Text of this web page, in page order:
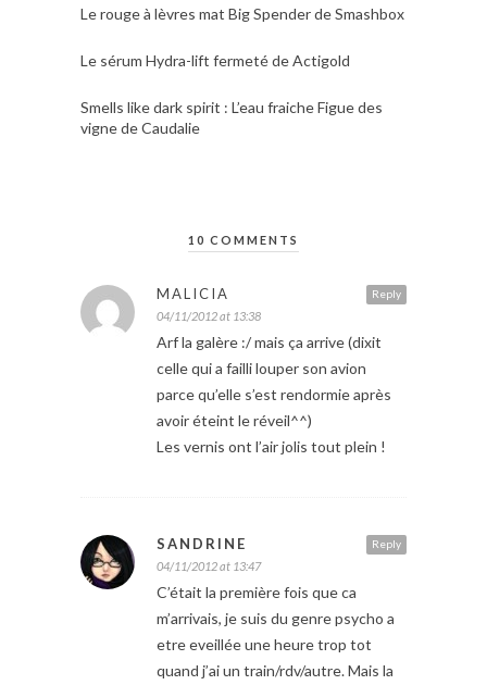
Le rouge à lèvres mat Big Spender de Smashbox
Le sérum Hydra-lift fermeté de Actigold
Smells like dark spirit : L’eau fraiche Figue des
vigne de Caudalie
10 COMMENTS
Reply
MALICIA
04/11/2012 at 13:38
Arf la galère :/ mais ça arrive (dixit
celle qui a failli louper son avion
parce qu’elle s’est rendormie après
avoir éteint le réveil^^)
Les vernis ont l’air jolis tout plein !
Reply
SANDRINE
04/11/2012 at 13:47
C’était la première fois que ca
m’arrivais, je suis du genre psycho a
etre eveillée une heure trop tot
quand j’ai un train/rdv/autre. Mais la